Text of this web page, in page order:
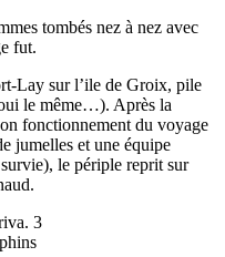
tombés nez à nez avec
fut.
Lay sur l’ile de Groix, pile
le même…). Après la
fonctionnement du voyage
jumelles et une équipe
le périple reprit sur
3